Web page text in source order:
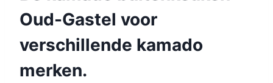
Oud-Gastel voor
verschillende kamado
merken.